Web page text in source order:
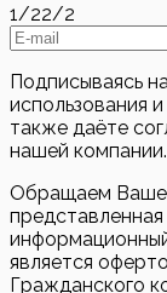
1/22/2
Подписываясь
использования
также даёте
нашей компании.
Обращаем Ваше
является
Гражданского